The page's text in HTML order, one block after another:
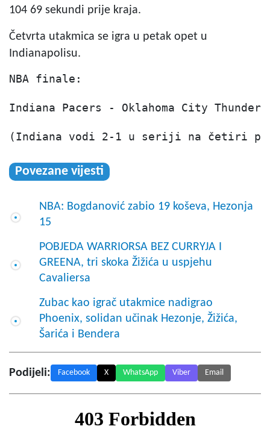
104 69 sekundi prije kraja.
Četvrta utakmica se igra u petak opet u
Indianapolisu.
NBA finale:
Indiana Pacers - Oklahoma City Thunder
(Indiana vodi 2-1 u seriji na četiri
Povezane vijesti
NBA: Bogdanović zabio 19 koševa, Hezonja
15
POBJEDA WARRIORSA BEZ CURRYJA I
GREENA, tri skoka Žižića u uspjehu
Cavaliersa
Zubac kao igrač utakmice nadigrao
Phoenix, solidan učinak Hezonje, Žižića,
Šarića i Bendera
Podijeli: Facebook X WhatsApp Viber Email